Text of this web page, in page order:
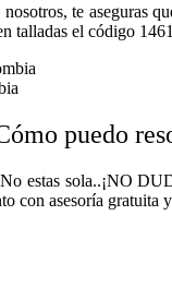
te aseguras
talladas el código
puedo
estas sola..¡NO
con asesoría gratuita